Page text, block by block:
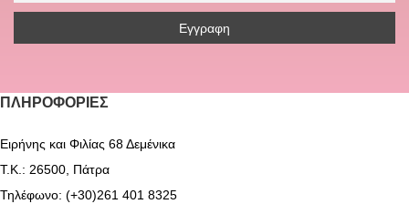
ΠΛΗΡΟΦΟΡΊΕΣ
Ειρήνης και Φιλίας 68 Δεμένικα
Τ.Κ.: 26500, Πάτρα
Τηλέφωνο: (+30)261 401 8325